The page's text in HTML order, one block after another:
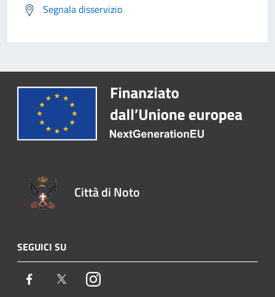
Segnala disservizio
Città di Noto
SEGUICI SU
Facebook TwitterInstagram